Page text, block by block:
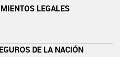
LEGALES
DE LA NACIÓN